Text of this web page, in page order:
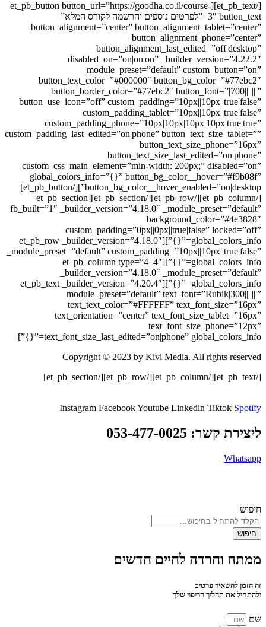
[/et_pb_text][et_pb_button button_url=”https://goodha.co.il/course-
3″ button_text=”לפרטים נוספים והרשמה לקורס המלא”
button_alignment=”center” button_alignment_tablet=”center”
button_alignment_phone=”center”
button_alignment_last_edited=”off|desktop”
disabled_on=”on|on|on” _builder_version=”4.22.2″
_module_preset=”default” custom_button=”on”
button_text_color=”#000000″ button_bg_color=”#77ebc2″
button_border_color=”#77ebc2″ button_font=”|700|||||||”
button_use_icon=”off” custom_padding=”10px||10px||true|false”
custom_padding_tablet=”10px||10px||true|false”
custom_padding_phone=”10px|10px|10px|10px|true|true”
custom_padding_last_edited=”on|phone” button_text_size_tablet=””
button_text_size_phone=”16px”
button_text_size_last_edited=”on|phone”
custom_css_main_element=”min-width: 200px;” disabled=”on”
global_colors_info=”{}” button_bg_color__hover=”#f9b08f”
button_bg_color__hover_enabled=”on|desktop”][/et_pb_button]
[/et_pb_column][/et_pb_row][/et_pb_section][et_pb_section
fb_built=”1″ _builder_version=”4.18.0″ _module_preset=”default”
background_color=”#4e3828″
custom_padding=”0px||0px||true|false” locked=”off”
global_colors_info=”{}”][et_pb_row _builder_version=”4.18.0″
_module_preset=”default” custom_padding=”10px||10px||true|false”
global_colors_info=”{}”][et_pb_column type=”4_4″
_builder_version=”4.18.0″ _module_preset=”default”
global_colors_info=”{}”][et_pb_text _builder_version=”4.20.4″
_module_preset=”default” text_font=”Rubik|300|||||||”
text_text_color=”#FFFFFF” text_font_size=”16px”
text_orientation=”center” text_font_size_tablet=”16px”
text_font_size_phone=”12px”
text_font_size_last_edited=”on|phone” global_colors_info=”{}”]
Copyright © 2023 by Kivi Media. All rights reserved
[/et_pb_text][/et_pb_column][/et_pb_row][/et_pb_section]
Instagram FacebookYoutube Linkedin Tiktok Spotify
ליצירת קשר: 053-477-0025
Whatsapp
חיפוש
חיפוש
ממתח וחרדה לחיים חדשים
זה הזמן להשאיר פרטים
ולהתחיל את תהליך הריפוי שלך
שם